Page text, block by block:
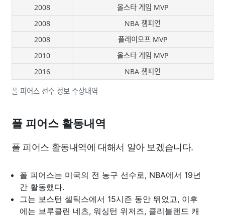
폴 피어스 선수 정보 수상내역
2008
올스타 게임 MVP
2008
NBA 챔피언
2008
플레이오프 MVP
2010
올스타 게임 MVP
2016
NBA 챔피언
폴 피어스 활동내역
폴 피어스 활동내역에 대해서 알아 보겠습니다.
폴 피어스는 미국의 전 농구 선수로, NBA에서 19년
간 활동했다.
그는 보스턴 셀틱스에서 15시즌 동안 뛰었고, 이후
에는 브루클린 네츠, 워싱턴 위저즈, 클리블랜드 캐